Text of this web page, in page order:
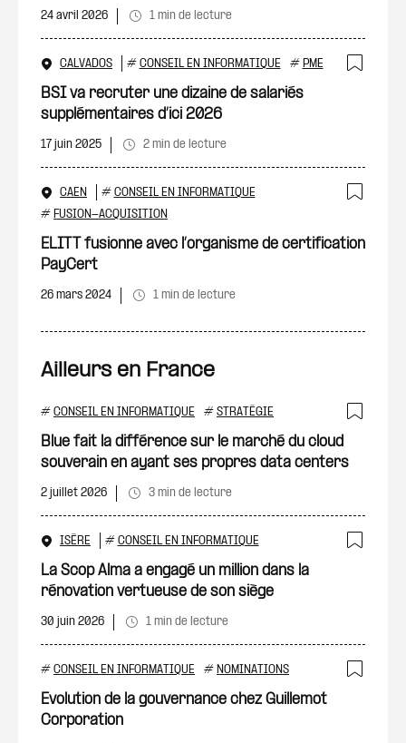
24 avril 2026 1 min de lecture
CALVADOS # CONSEIL EN INFORMATIQUE # PME
BSI va recruter une dizaine de salariés
supplémentaires d’ici 2026
17 juin 2025 2 min de lecture
CAEN # CONSEIL EN INFORMATIQUE
# FUSION-ACQUISITION
ELITT fusionne avec l’organisme de certification
PayCert
26 mars 2024 1 min de lecture
Ailleurs en France
# CONSEIL EN INFORMATIQUE # STRATÉGIE
Blue fait la différence sur le marché du cloud
souverain en ayant ses propres data centers
2 juillet 2026 3 min de lecture
ISÈRE # CONSEIL EN INFORMATIQUE
La Scop Alma a engagé un million dans la
rénovation vertueuse de son siège
30 juin 2026 1 min de lecture
# CONSEIL EN INFORMATIQUE # NOMINATIONS
Evolution de la gouvernance chez Guillemot
Corporation